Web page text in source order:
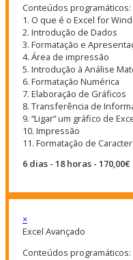
Conteúdos programáticos:
1. O que é o Excel for
2. Introdução de Dados
3. Formatação e
4. Área de impressão
5. Introdução à Análise
6. Formatação Numérica
7. Elaboração de Gráficos
8. Transferência de
9. “Ligar” um gráfico de
10. Impressão
11. Formatação de
6 dias - 18 horas - 170,00€
×
Excel Avançado
Conteúdos programáticos: